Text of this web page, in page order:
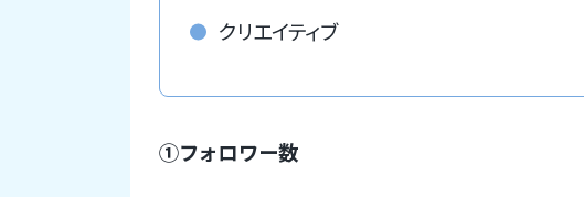
クリエイティブ
①フォロワー数